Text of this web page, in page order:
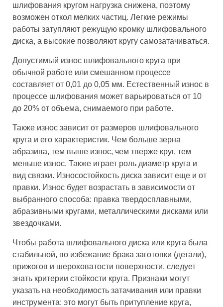
шлифования кругом нагрузка снижена, поэтому
возможен откол мелких частиц. Легкие режимы
работы затупляют режущую кромку шлифовального
диска, а высокие позволяют кругу самозатачиваться.
Допустимый износ шлифовального круга при
обычной работе или смешанном процессе
составляет от 0,01 до 0,05 мм. Естественный износ в
процессе шлифования может варьироваться от 10
до 20% от объема, снимаемого при работе.
Также износ зависит от размеров шлифовального
круга и его характеристик. Чем больше зерна
абразива, тем выше износ, чем тверже круг, тем
меньше износ. Также играет роль диаметр круга и
вид связки. Износостойкость диска зависит еще и от
правки. Износ будет возрастать в зависимости от
выбранного способа: правка твердосплавными,
абразивными кругами, металлическими дисками или
звездочками.
Чтобы работа шлифовального диска или круга была
стабильной, во избежание брака заготовки (детали),
прижогов и шероховатости поверхности, следует
знать критерии стойкости круга. Признаки могут
указать на необходимость затачивания или правки
инструмента: это могут быть притупление круга,